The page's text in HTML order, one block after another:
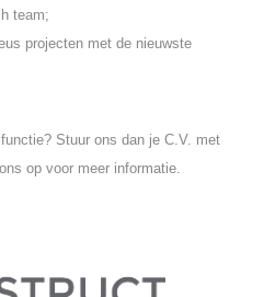
team;
projecten met de nieuwste
Stuur ons dan je C.V. met
op voor meer informatie.